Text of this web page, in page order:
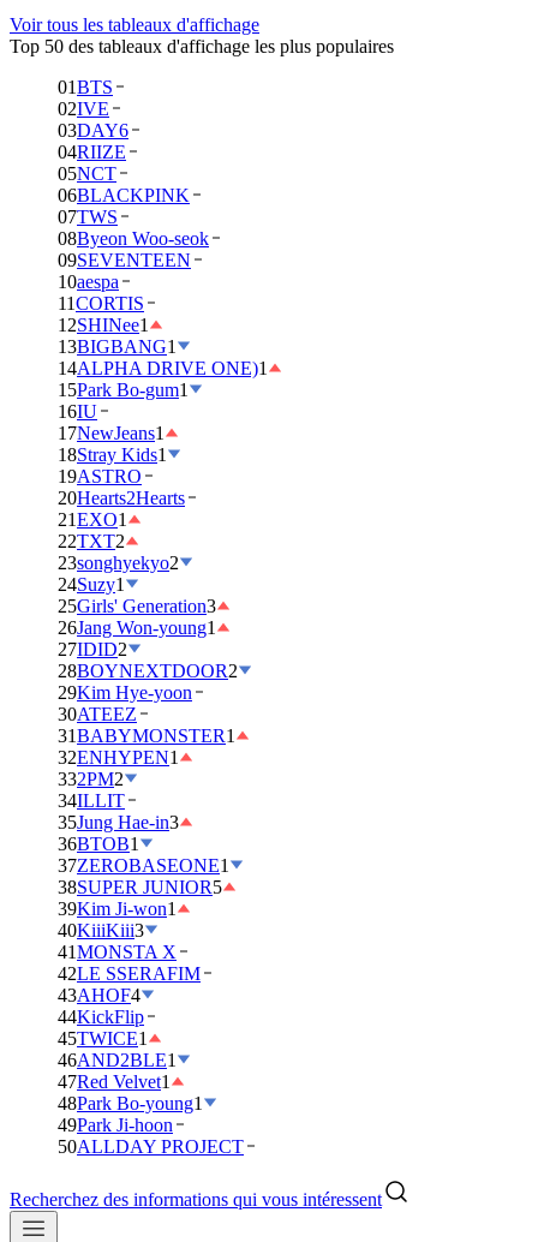
Voir tous les tableaux d'affichage
Top 50 des tableaux d'affichage les plus populaires
01BTS
02IVE
03DAY6
04RIIZE
05NCT
06BLACKPINK
07TWS
08Byeon Woo-seok
09SEVENTEEN
10aespa
11CORTIS
12SHINee1
13BIGBANG1
14ALPHA DRIVE ONE)1
15Park Bo-gum1
16IU
17NewJeans1
18Stray Kids1
19ASTRO
20Hearts2Hearts
21EXO1
22TXT2
23songhyekyo2
24Suzy1
25Girls' Generation3
26Jang Won-young1
27IDID2
28BOYNEXTDOOR2
29Kim Hye-yoon
30ATEEZ
31BABYMONSTER1
32ENHYPEN1
332PM2
34ILLIT
35Jung Hae-in3
36BTOB1
37ZEROBASEONE1
38SUPER JUNIOR5
39Kim Ji-won1
40KiiiKiii3
41MONSTA X
42LE SSERAFIM
43AHOF4
44KickFlip
45TWICE1
46AND2BLE1
47Red Velvet1
48Park Bo-young1
49Park Ji-hoon
50ALLDAY PROJECT
Recherchez des informations qui vous intéressent